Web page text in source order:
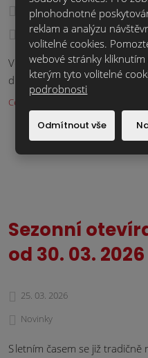
13. 04. 2026
Novinky
Věnujte prosím pozornost
důvodu inventur.
Celý článek
Sezonní
od 30. 03. 2026
25. 03. 2026
Novinky
S letním časem se již
plnohodnotné
reklam a analýzu
volitelné cookies.
webové stránky
kterým tyto volitelné
podrobnosti
Odmítnout vše